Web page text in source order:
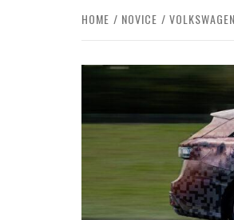
HOME NOVICE